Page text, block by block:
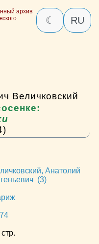
архив
☾ RU
Величковский
Анатолий
(3)